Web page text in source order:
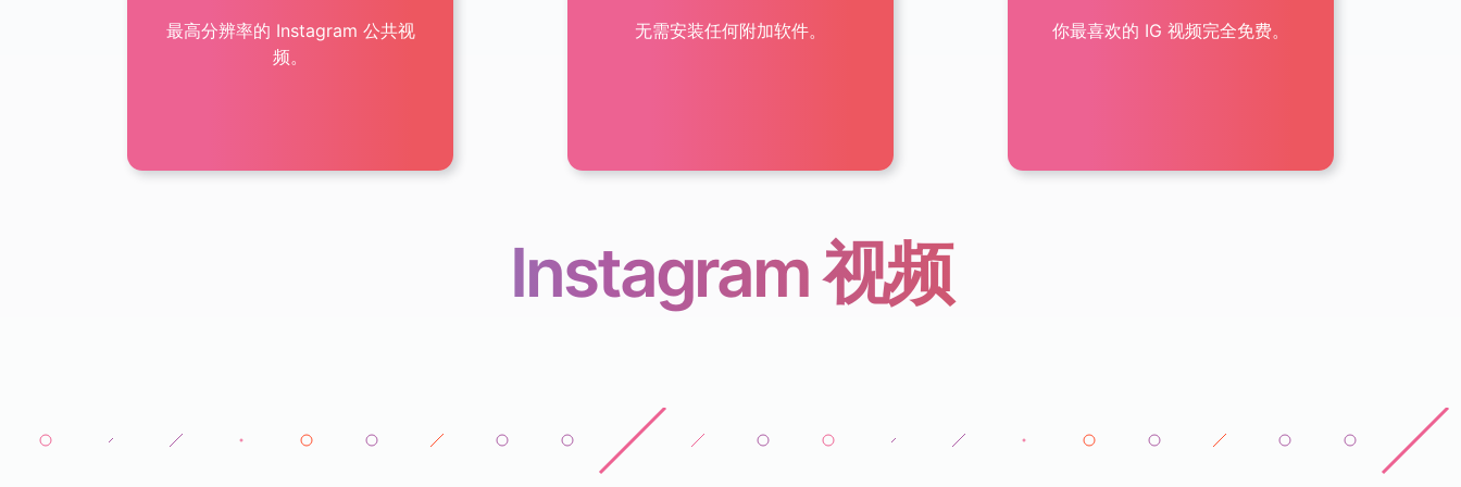
最高分辨率的 Instagram 公共视
频。
无需安装任何附加软件。 你最喜欢的 IG 视频完全免费。
Instagram 视频